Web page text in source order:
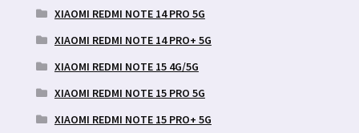
XIAOMI REDMI NOTE 14 PRO 5G
XIAOMI REDMI NOTE 14 PRO+ 5G
XIAOMI REDMI NOTE 15 4G/5G
XIAOMI REDMI NOTE 15 PRO 5G
XIAOMI REDMI NOTE 15 PRO+ 5G